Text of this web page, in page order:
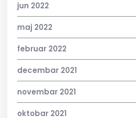
jun 2022
maj 2022
februar 2022
decembar 2021
novembar 2021
oktobar 2021